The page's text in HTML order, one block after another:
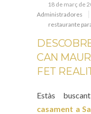
18 de març de
Administradores
restaurante
CAN
FET
Estàs
casament a